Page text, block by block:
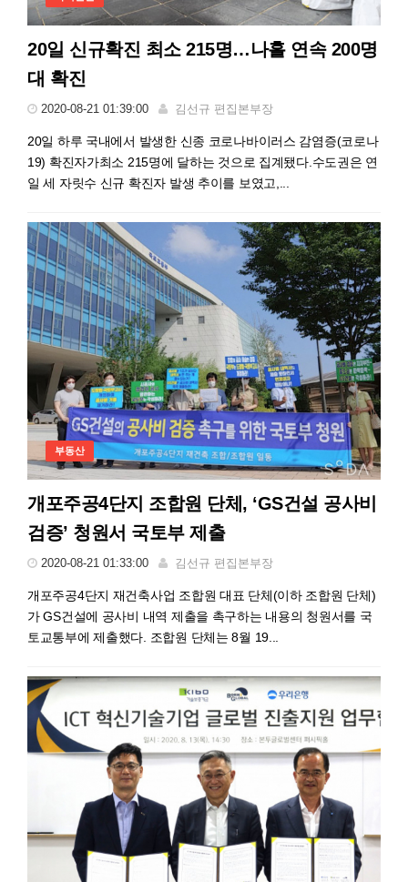
20일 신규확진 최소 215명…나흘 연속 200명
대 확진
2020-08-21 01:39:00 김선규 편집본부장
20일 하루 국내에서 발생한 신종 코로나바이러스 감염증(코로나
19) 확진자가최소 215명에 달하는 것으로 집계됐다.수도권은 연
일 세 자릿수 신규 확진자 발생 추이를 보였고,...
부동산
개포주공4단지 조합원 단체, ‘GS건설 공사비
검증’ 청원서 국토부 제출
2020-08-21 01:33:00 김선규 편집본부장
개포주공4단지 재건축사업 조합원 대표 단체(이하 조합원 단체)
가 GS건설에 공사비 내역 제출을 촉구하는 내용의 청원서를 국
토교통부에 제출했다. 조합원 단체는 8월 19...